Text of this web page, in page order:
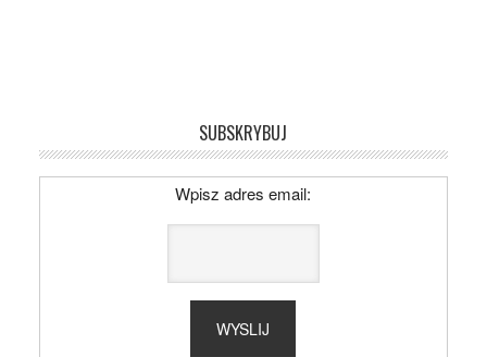
SUBSKRYBUJ
Wpisz adres email: